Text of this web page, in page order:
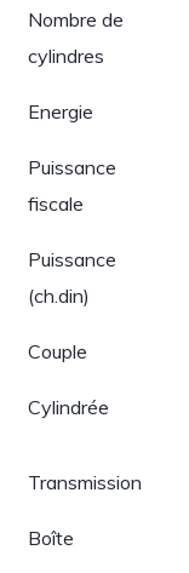
Nombre de
cylindres
Energie
Puissance
fiscale
Puissance
(ch.din)
Couple
Cylindrée
Transmission
Boîte